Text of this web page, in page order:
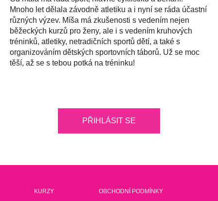
Mnoho let dělala závodně atletiku a i nyní se ráda účastní
různých výzev. Míša má zkušenosti s vedením nejen
běžeckých kurzů pro ženy, ale i s vedením kruhových
tréninků, atletiky, netradičních sportů dětí, a také s
organizováním dětských sportovních táborů. Už se moc
těší, až se s tebou potká na tréninku!
PŘIHLÁSIT SE
KURZY OBCHODNÍ PODMÍNKY